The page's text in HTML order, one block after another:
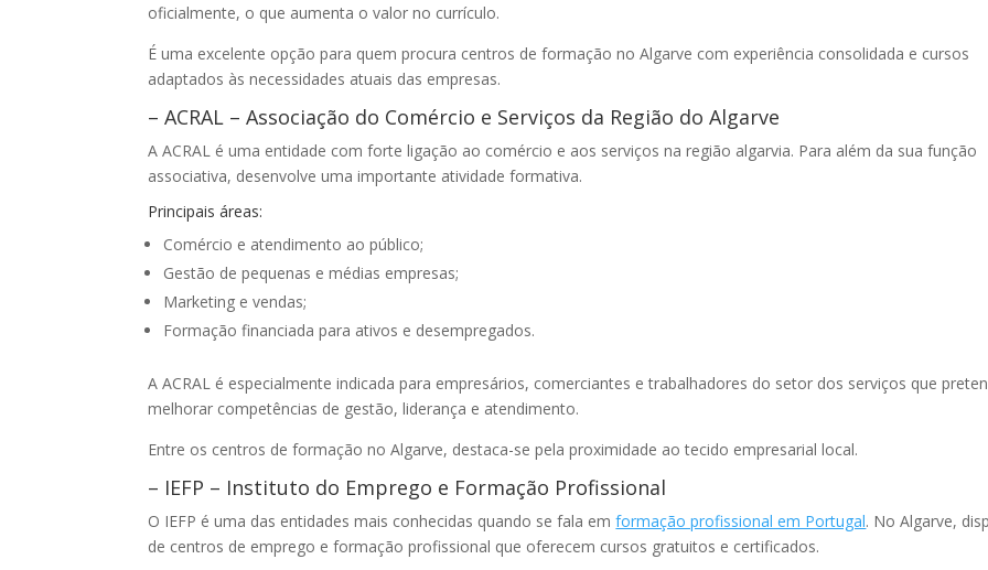
oficialmente, o que aumenta o valor no currículo.
É uma excelente opção para quem procura centros de formação no Algarve com experiência consolidada e cursos
adaptados às necessidades atuais das empresas.
– ACRAL – Associação do Comércio e Serviços da Região do Algarve
A ACRAL é uma entidade com forte ligação ao comércio e aos serviços na região algarvia. Para além da sua função
associativa, desenvolve uma importante atividade formativa.
Principais áreas:
Comércio e atendimento ao público;
Gestão de pequenas e médias empresas;
Marketing e vendas;
Formação financiada para ativos e desempregados.
A ACRAL é especialmente indicada para empresários, comerciantes e trabalhadores do setor dos serviços que
melhorar competências de gestão, liderança e atendimento.
Entre os centros de formação no Algarve, destaca-se pela proximidade ao tecido empresarial local.
– IEFP – Instituto do Emprego e Formação Profissional
O IEFP é uma das entidades mais conhecidas quando se fala emformação profissional em Portugal. No Algarve,
de centros de emprego e formação profissional que oferecem cursos gratuitos e certificados.